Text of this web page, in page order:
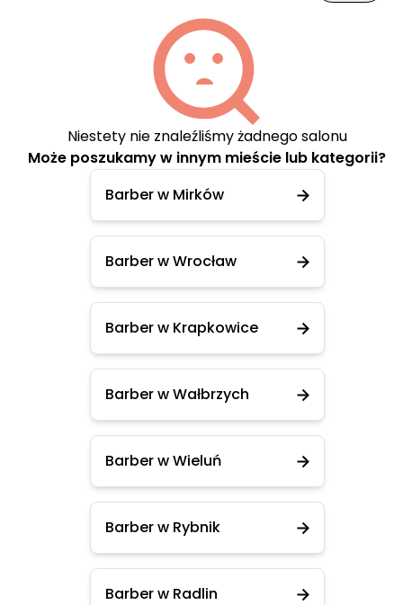
Niestety nie znaleźliśmy żadnego salonu
Może poszukamy w innym mieście lub kategorii?
Barber w Mirków
Barber w Wrocław
Barber w Krapkowice
Barber w Wałbrzych
Barber w Wieluń
Barber w Rybnik
Barber w Radlin